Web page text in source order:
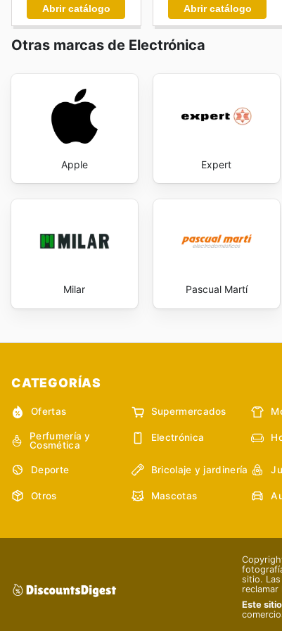
Abrir catálogo Abrir catálogo
Otras marcas de Electrónica
Apple Expert
Milar Pascual Martí
CATEGORÍAS
Ofertas Supermercados
Perfumería y
Cosmética
Electrónica
Deporte Bricolaje y jardinería
Otros Mascotas
sitio.
Este